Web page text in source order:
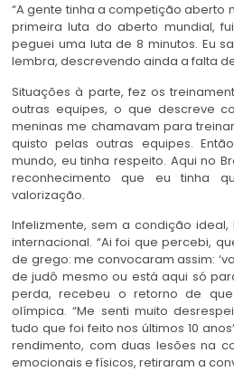
“A gente tinha a competição aberto
primeira luta do aberto mundial,
peguei uma luta de 8 minutos. Eu
lembra, descrevendo ainda a falta
Situações à parte, fez os
outras equipes, o que descreve
meninas me chamavam para
quisto pelas outras equipes.
mundo, eu tinha respeito. Aqui no
reconhecimento que eu tinha
valorização.
Infelizmente, sem a condição
internacional. “Ai foi que percebi,
de grego: me convocaram assim:
de judô mesmo ou está aqui só
perda, recebeu o retorno de
olímpica. “Me senti muito
tudo que foi feito nos últimos 10
rendimento, com duas lesões na
emocionais e físicos, retiraram a